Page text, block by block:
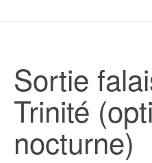
Sortie
Trinité
nocturne)